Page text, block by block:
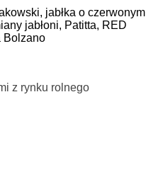
jabłka o czerwonym
jabłoni, Patitta, RED
Bolzano
z rynku rolnego